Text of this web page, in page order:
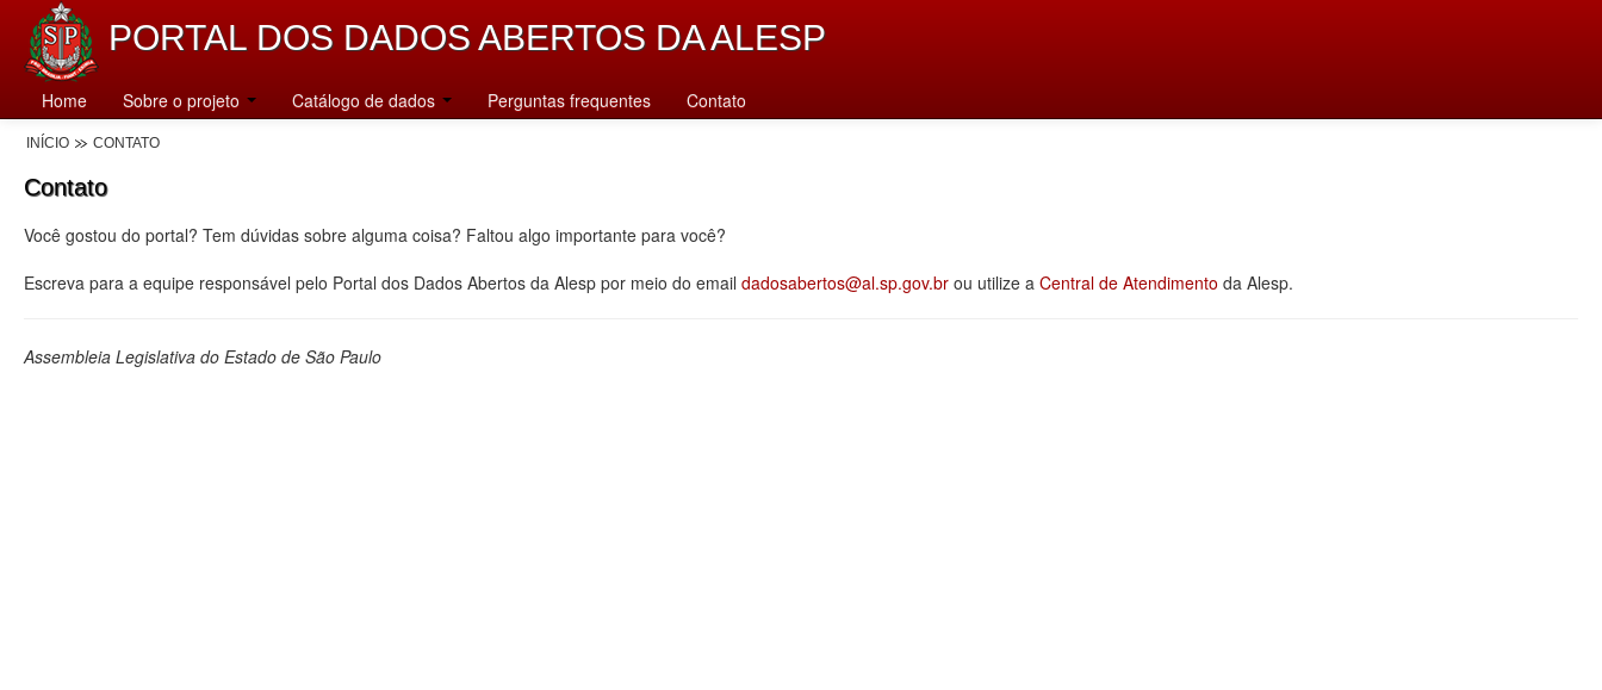
PORTAL DOS DADOS ABERTOS DA ALESP
Home Sobre o projeto Catálogo de dados Perguntas frequentes Contato
INÍCIO CONTATO
Contato
Você gostou do portal? Tem dúvidas sobre alguma coisa? Faltou algo importante para você?
Escreva para a equipe responsável pelo Portal dos Dados Abertos da Alesp por meio do email dadosabertos@al.sp.gov.br ou utilize a Central de Atendimento da Alesp.
Assembleia Legislativa do Estado de São Paulo